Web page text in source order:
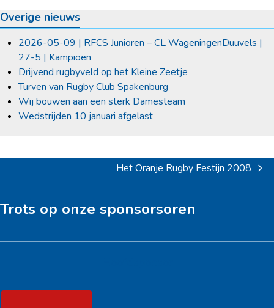
Overige nieuws
2026-05-09 | RFCS Junioren – CL WageningenDuuvels |
27-5 | Kampioen
Drijvend rugbyveld op het Kleine Zeetje
Turven van Rugby Club Spakenburg
Wij bouwen aan een sterk Damesteam
Wedstrijden 10 januari afgelast
next
Het Oranje Rugby Festijn 2008
Trots op onze sponsorsoren